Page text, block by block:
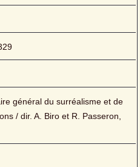
général du surréalisme et de
/ dir. A. Biro et R. Passeron,